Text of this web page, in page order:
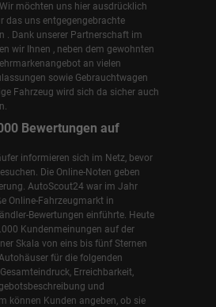
möchten uns hier ausdrücklich
das uns entgegengebrachte
. Dank unserer Partnerschaft im
wir Ihnen , neben dem gewohnten
an vielen
sowie Gebrauchtwagen
Fahrzeug wird sich da sicher auch
Bewertungen auf
informieren sich im Netz, bevor
Die Online-Noten geben
AutoScout24 war im Jahr
Online-Fahrzeugmarkt in
Bewertungen einführte. Heute
Kundenmeinungen auf der
Skala von eins bis fünf Sternen
für die folgenden
Erreichbarkeit,
und
können Kunden angeben, ob sie